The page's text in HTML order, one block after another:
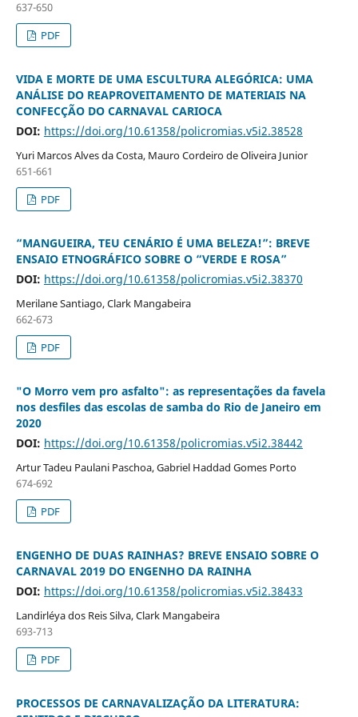
637-650
PDF
VIDA E MORTE DE UMA ESCULTURA ALEGÓRICA: UMA
ANÁLISE DO REAPROVEITAMENTO DE MATERIAIS NA
CONFECÇÃO DO CARNAVAL CARIOCA
DOI: https://doi.org/10.61358/policromias.v5i2.38528
Yuri Marcos Alves da Costa, Mauro Cordeiro de Oliveira Junior
651-661
PDF
“MANGUEIRA, TEU CENÁRIO É UMA BELEZA!”: BREVE
ENSAIO ETNOGRÁFICO SOBRE O “VERDE E ROSA”
DOI: https://doi.org/10.61358/policromias.v5i2.38370
Merilane Santiago, Clark Mangabeira
662-673
PDF
"O Morro vem pro asfalto": as representações da favela
nos desfiles das escolas de samba do Rio de Janeiro em
2020
DOI: https://doi.org/10.61358/policromias.v5i2.38442
Artur Tadeu Paulani Paschoa, Gabriel Haddad Gomes Porto
674-692
PDF
ENGENHO DE DUAS RAINHAS? BREVE ENSAIO SOBRE O
CARNAVAL 2019 DO ENGENHO DA RAINHA
DOI: https://doi.org/10.61358/policromias.v5i2.38433
Landirléya dos Reis Silva, Clark Mangabeira
693-713
PDF
PROCESSOS DE CARNAVALIZAÇÃO DA LITERATURA: